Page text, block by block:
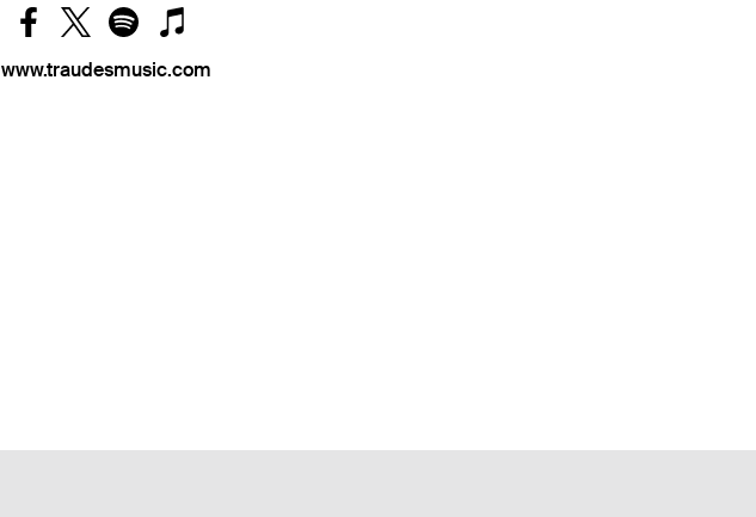
www.traudesmusic.com